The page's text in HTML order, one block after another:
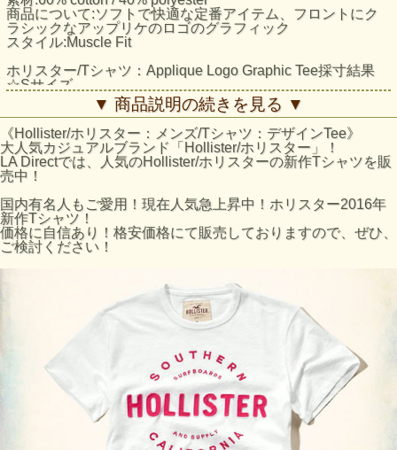
商品について:ソフトで快適な定番アイテム、フロントにク
ラシックなアップリケのロゴのグラフィック
スタイル:Muscle Fit
ホリスター/Tシャツ：Applique Logo Graphic Tee採寸結果
☆Sサイズ
着丈：約67cm（襟下より採寸。）
身幅：約47cm（脇下より採寸）
☆Mサイズ
着丈：約71cm（襟下より採寸。）
身幅：約50cm（脇下より採寸）
☆Lサイズ
着丈：約74cm（襟下より採寸。）
身幅：約53cm（脇下より採寸）
☆XLサイズ
着丈：約76cm（襟下より採寸。）
身幅：約56cm（脇下より採寸）
※平置きにて採寸のため若干の誤差がございます。
ホリスターサイズ
日本サイズ
Mサイズ
Lサイズ
XLサイズ
※あくまで目安となりますのでご了承ください。
ホリスターTOPS商品全般と致しまて袖丈は長めのスタイル
になっております。
▼ 商品説明の続きを見る ▼
《Hollister/ホリスター：メンズ/Tシャツ：デザインTee》
大人気カジュアルブランド「Hollister/ホリスター」！
LA Directでは、人気のHollister/ホリスターの新作Tシャツを販
売中！
国内有名人もご愛用！現在人気急上昇中！ホリスター2016年
新作Tシャツ！
価格に自信あり！格安価格にて販売しておりますので、ぜひ、
ご検討ください！